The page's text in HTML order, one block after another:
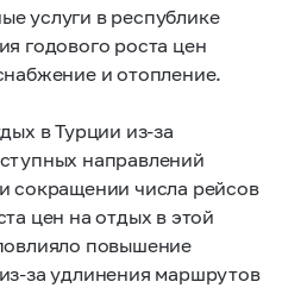
услуги в республике
годового роста цен
и отопление.
в Турции из-за
направлений
сокращении числа рейсов
цен на отдых в этой
повышение
за удлинения маршрутов